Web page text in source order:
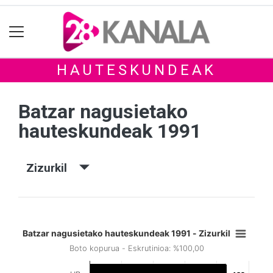
HAUTESKUNDEAK
Batzar nagusietako
hauteskundeak 1991
Zizurkil
Batzar nagusietako hauteskundeak 1991 - Zizurkil
Boto kopurua - Eskrutinioa: %100,00